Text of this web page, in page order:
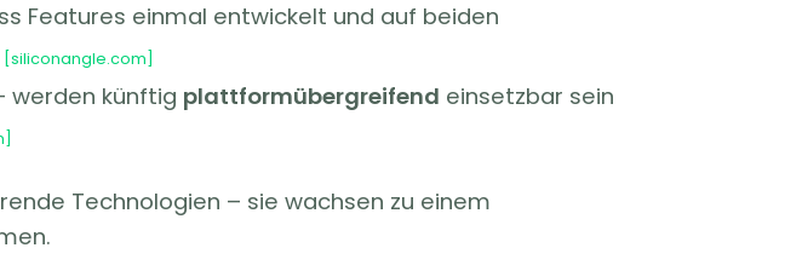
Features einmal entwickelt und auf beiden
[siliconangle.com]
werden künftig plattformübergreifend einsetzbar sein
Technologien – sie wachsen zu einem